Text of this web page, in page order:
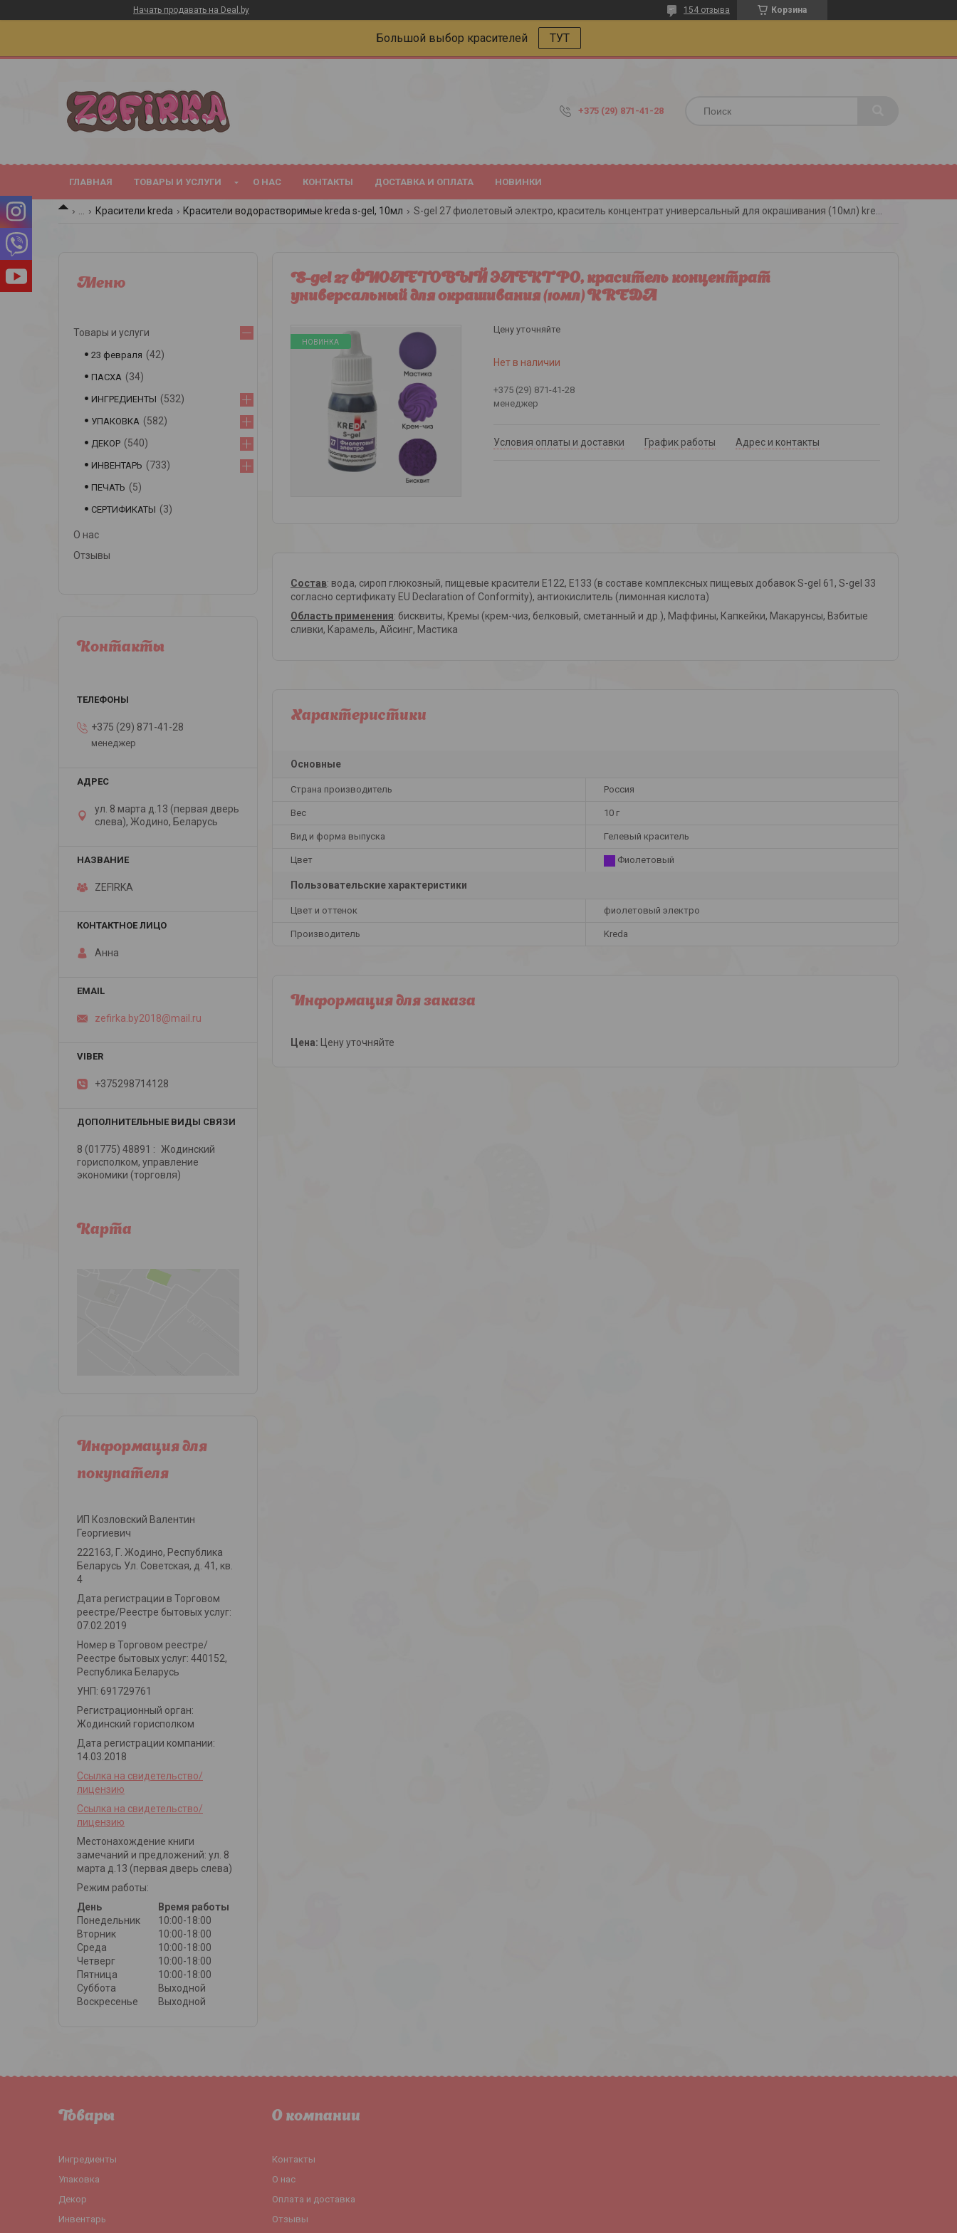
Начать продавать на Deal.by Корзина
154 отзыва
Большой выбор красителей ТУТ
+375 (29) 871-41-28
ГЛАВНАЯ ТОВАРЫ И УСЛУГИ О НАС КОНТАКТЫ ДОСТАВКА И ОПЛАТА НОВИНКИ
Красители kreda Красители водорастворимые kreda s-gel, 10мл
S-gel 27 ФИОЛЕТОВЫЙ ЭЛЕКТРО, краситель концентрат
универсальный для окрашивания (10мл) KREDA
НОВИНКА
Цену уточняйте
Нет в наличии
+375 (29) 871-41-28
менеджер
Условия оплаты и доставки График работы Адрес и контакты
Состав: вода, сироп глюкозный, пищевые красители Е122, Е133 (в составе комплексных пищевых добавок S-gel 61, S-gel 33
согласно сертификату EU Declaration of Conformity), антиокислитель (лимонная кислота)
Область применения: бисквиты, Кремы (крем-чиз, белковый, сметанный и др.), Маффины, Капкейки, Макарунсы, Взбитые
сливки, Карамель, Айсинг, Мастика
Характеристики
Основные
Страна производитель Россия
Вес 10 г
Вид и форма выпуска Гелевый краситель
Цвет Фиолетовый
Пользовательские характеристики
Цвет и оттенок фиолетовый электро
Производитель Kreda
Информация для заказа
Цена: Цену уточняйте
Товары и услуги
23 февраля 42
ПАСХА 34
ИНГРЕДИЕНТЫ 532
УПАКОВКА 582
ДЕКОР 540
ИНВЕНТАРЬ 733
ПЕЧАТЬ 5
СЕРТИФИКАТЫ 3
О нас
Отзывы
Контакты
+375 (29) 871-41-28
менеджер
ул. 8 марта д.13 (первая дверь
слева), Жодино, Беларусь
ZEFIRKA
Анна
zefirka.by2018@mail.ru
+375298714128
8 (01775) 48891
Жодинский
горисполком, управление
экономики (торговля)
Карта
Информация для
покупателя
ИП Козловский Валентин
Георгиевич
222163, Г. Жодино, Республика
Беларусь Ул. Советская, д. 41, кв.
4
Дата регистрации в Торговом
реестре/Реестре бытовых услуг:
07.02.2019
Номер в Торговом реестре/
Реестре бытовых услуг: 440152,
Республика Беларусь
УНП: 691729761
Регистрационный орган:
Жодинский горисполком
Дата регистрации компании:
14.03.2018
Ссылка на свидетельство/
лицензию
Ссылка на свидетельство/
лицензию
Местонахождение книги
замечаний и предложений: ул. 8
марта д.13 (первая дверь слева)
Режим работы:
День
Время работы
Понедельник
10:00-18:00
Вторник
10:00-18:00
Среда
10:00-18:00
Четверг
10:00-18:00
Пятница
10:00-18:00
Суббота
Выходной
Воскресенье
Выходной
Товары
Ингредиенты
Упаковка
Декор
Инвентарь
О компании
Контакты
О нас
Оплата и доставка
Отзывы